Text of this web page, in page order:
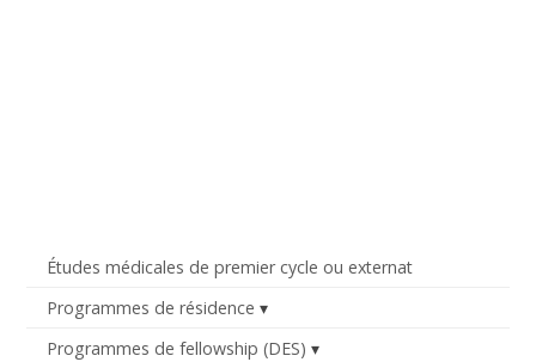
Études médicales de premier cycle ou externat
Programmes de résidence
Programmes de fellowship (DES)